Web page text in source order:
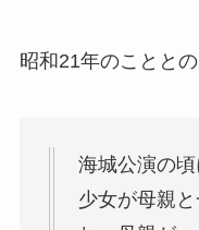
昭和21年のこととの
海城公演の頃
少女が母親